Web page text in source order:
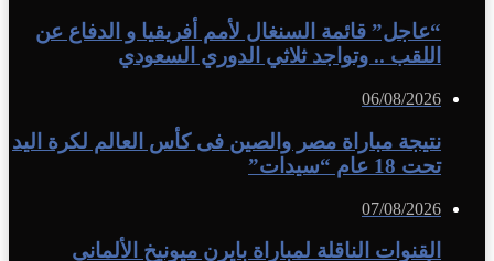
“عاجل” قائمة السنغال لأمم أفريقيا و الدفاع عن
اللقب .. وتواجد ثلاثي الدوري السعودي
06/08/2026
نتيجة مباراة مصر والصين فى كأس العالم لكرة اليد
تحت 18 عام “سيدات”
07/08/2026
القنوات الناقلة لمباراة بايرن ميونيخ الألماني